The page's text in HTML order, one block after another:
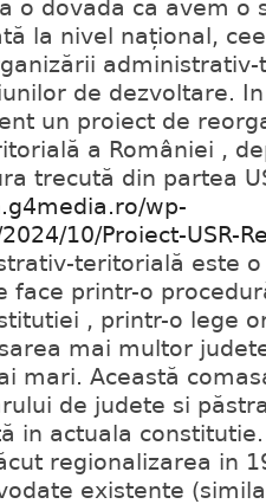
o dovadă că avem o
la nivel național,
de dezvoltare.
un proiect de
a României ,
trecută din partea
wp-
10/Proiect-USR-
teritorială este
face printr-o
, printr-o lege
mai multor
mari. Această
de judete si
in actuala
regionalizarea in
existente